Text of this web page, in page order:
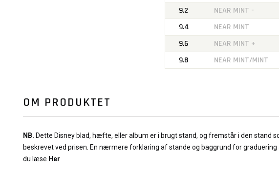
9.2
NEAR MINT -
9.4
NEAR MINT
9.6
NEAR MINT +
9.8
NEAR MINT/MINT
OM PRODUKTET
NB. Dette Disney blad, hæfte, eller album er i brugt stand, og fremstår i den stand
beskrevet ved prisen. En nærmere forklaring af stande og baggrund for
du læse Her